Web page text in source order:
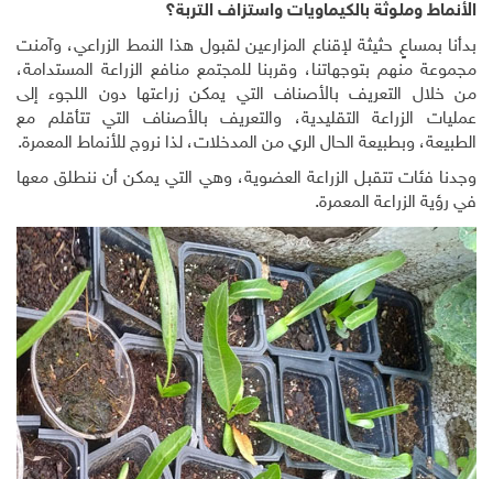
الأنماط وملوثة بالكيماويات واستزاف التربة؟
بدأنا بمساعٍ حثيثة لإقناع المزارعين لقبول هذا النمط الزراعي، وآمنت
مجموعة منهم بتوجهاتنا، وقربنا للمجتمع منافع الزراعة المستدامة،
من خلال التعريف بالأصناف التي يمكن زراعتها دون اللجوء إلى
عمليات الزراعة التقليدية، والتعريف بالأصناف التي تتأقلم مع
الطبيعة، وبطبيعة الحال الري من المدخلات، لذا نروج للأنماط المعمرة.
وجدنا فئات تتقبل الزراعة العضوية، وهي التي يمكن أن ننطلق معها
في رؤية الزراعة المعمرة.